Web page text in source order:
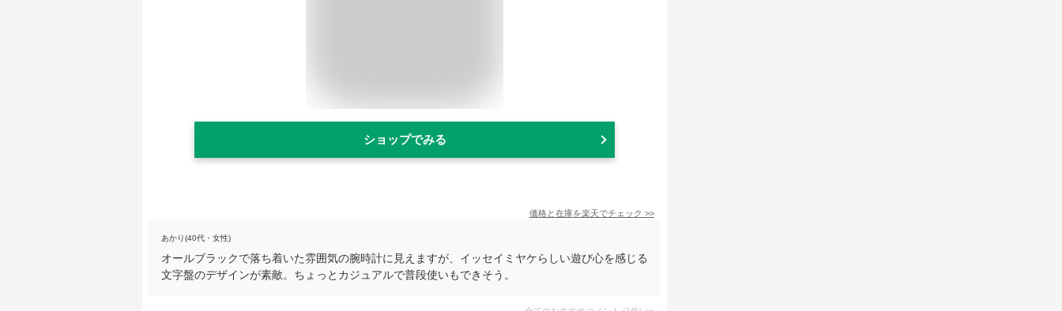
ショップでみる
価格と在庫を楽天でチェック >>
あかり(40代・女性)
オールブラックで落ち着いた雰囲気の腕時計に見えますが、イッセイミヤケらしい遊び心を感じる
文字盤のデザインが素敵。ちょっとカジュアルで普段使いもできそう。